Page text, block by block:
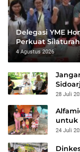
Delegasi YME
Perkuat
‘Alamin
4 Agustus 2026
28 Juli
untuk
24 Juli